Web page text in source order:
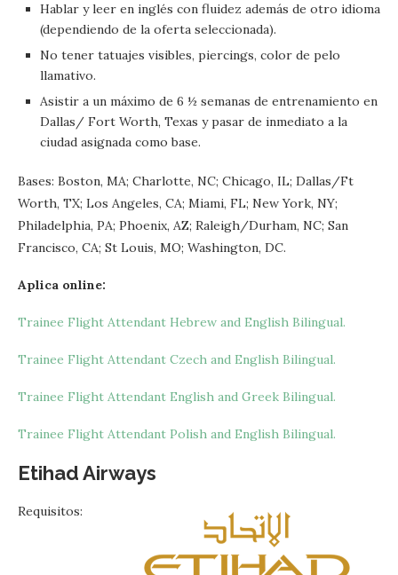
Hablar y leer en inglés con fluidez además de otro idioma
(dependiendo de la oferta seleccionada).
No tener tatuajes visibles, piercings, color de pelo
llamativo.
Asistir a un máximo de 6 ½ semanas de entrenamiento en
Dallas/ Fort Worth, Texas y pasar de inmediato a la
ciudad asignada como base.
Bases: Boston, MA; Charlotte, NC; Chicago, IL; Dallas/Ft
Worth, TX; Los Angeles, CA; Miami, FL; New York, NY;
Philadelphia, PA; Phoenix, AZ; Raleigh/Durham, NC; San
Francisco, CA; St Louis, MO; Washington, DC.
Aplica online:
Trainee Flight Attendant Hebrew and English Bilingual.
Trainee Flight Attendant Czech and English Bilingual.
Trainee Flight Attendant English and Greek Bilingual.
Trainee Flight Attendant Polish and English Bilingual.
Etihad Airways
Requisitos: